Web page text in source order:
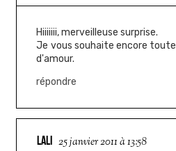
Hiiiiiii, merveilleuse surprise.
Je vous souhaite encore
d'amour.
répondre
LALI 25 janvier 2011 à 13:58